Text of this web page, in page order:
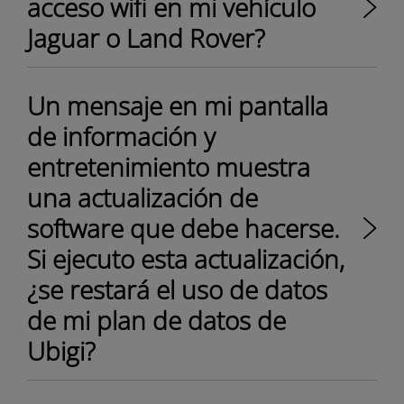
acceso wifi en mi vehículo
Jaguar o Land Rover?
Un mensaje en mi pantalla
de información y
entretenimiento muestra
una actualización de
software que debe hacerse.
Si ejecuto esta actualización,
¿se restará el uso de datos
de mi plan de datos de
Ubigi?